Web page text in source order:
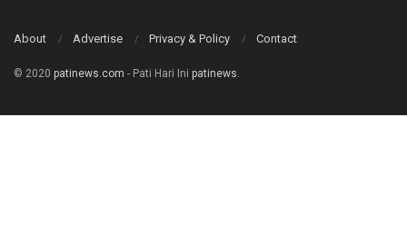
About Advertise Privacy & Policy Contact
© 2020 patinews.com - Pati Hari Ini patinews.